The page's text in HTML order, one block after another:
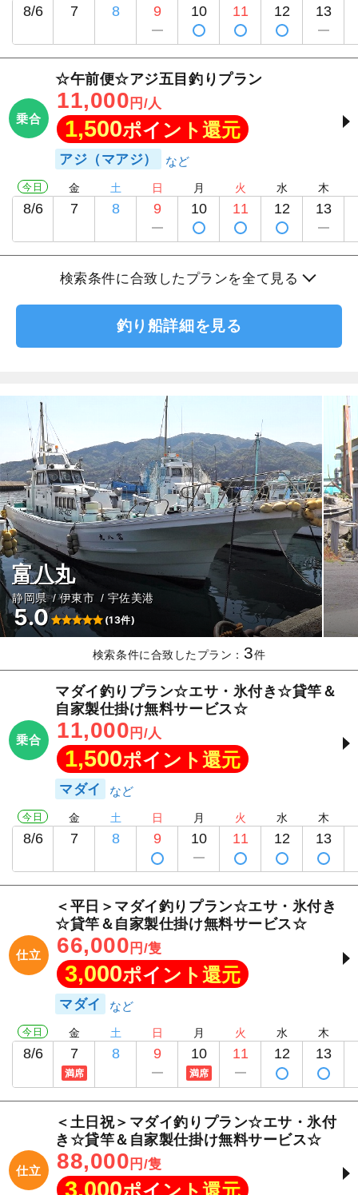
8/6 7 8 9 10 11 12 13
乗合
☆午前便☆アジ五目釣りプラン
11,000 円/人
1,500ポイント還元
アジ（マアジ）
今日
8/6
金
7
土
8
日
9
月
10
火
11
水
12
木
13
検索条件に合致したプランを全て見る
釣り船詳細を見る
富八丸
静岡県 伊東市 宇佐美港
5.0 (13件)
検索条件に合致したプラン： 3件
乗合
マダイ釣りプラン☆エサ・氷付き☆貸竿＆
自家製仕掛け無料サービス☆
11,000 円/人
1,500ポイント還元
マダイ
今日
8/6
金
7
土
8
日
9
月
10
火
11
水
12
木
13
仕立
＜平日＞マダイ釣りプラン☆エサ・氷付き
☆貸竿＆自家製仕掛け無料サービス☆
66,000 円/隻
3,000ポイント還元
マダイ
今日
8/6
金
7
満席
土
8
日
9
月
10
満席
火
11
水
12
木
13
仕立
＜土日祝＞マダイ釣りプラン☆エサ・氷付
き☆貸竿＆自家製仕掛け無料サービス☆
88,000 円/隻
3,000ポイント還元